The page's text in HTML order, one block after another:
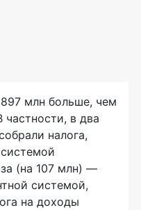
млн больше, чем
частности, в два
налога,
(на 107 млн) —
системой,
на доходы